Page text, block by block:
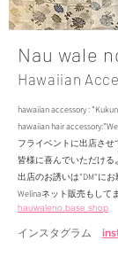
​Nau wale
Hawaiian
hawaiian accessory :
hawaiian hair
フライベントに出店さ
皆様に喜んでいただける
出店のお誘いは"DM"に
Welinaネット販売もして
hauwaleno.base.shop
インスタグラム